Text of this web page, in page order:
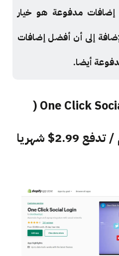
مدفوعة هو خيار
إلى أن أفضل إضافات
أيضا.
1 - إضافة One Click Social Login (
مجانية لمدة 15 يوم / تدفع 2.99$ شهريا